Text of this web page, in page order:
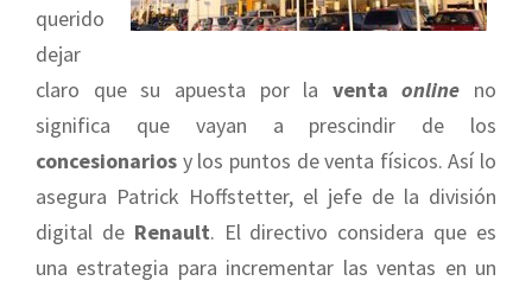
querido
dejar
claro que su apuesta por la ventaonline no
significa que vayan a prescindir de los
concesionarios y los puntos de venta físicos. Así lo
asegura Patrick Hoffstetter, el jefe de la división
digital de Renault. El directivo considera que es
una estrategia para incrementar las ventas en un